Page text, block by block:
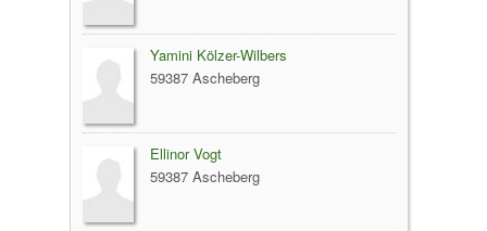
Yamini Kölzer-Wilbers
59387 Ascheberg
Ellinor Vogt
59387 Ascheberg